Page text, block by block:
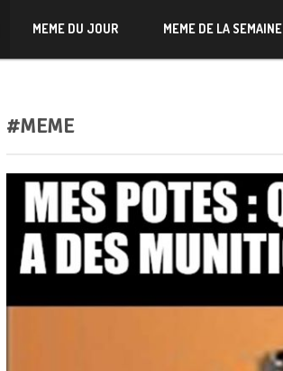
MEME DU JOUR MEME DE LA SEMAINE
#MEME